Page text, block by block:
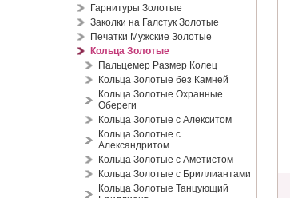
Гарнитуры Золотые
Заколки на Галстук Золотые
Печатки Мужские Золотые
Кольца Золотые
Пальцемер Размер Колец
Кольца Золотые без Камней
Кольца Золотые Охранные
Обереги
Кольца Золотые с Алекситом
Кольца Золотые с
Александритом
Кольца Золотые с Аметистом
Кольца Золотые с Бриллиантами
Кольца Золотые Танцующий